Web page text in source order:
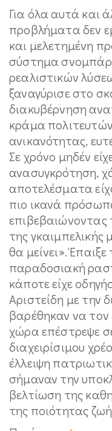
Για όλα αυτά και
προβλήματα δεν
και μελετημένη
σύστημα
ρεαλιστικών
ξαναγύρισε στο
διακυβέρνηση
κράμα
ανικανότητας,
Σε χρόνο μηδέν
ανασυγκρότηση,
αποτελέσματα
πιο ικανά
επιβεβαιώνοντας
της γκαιμπελικής
θα μείνει».
παραδοσιακή
κάποτε είχε
Αριστείδη με την
βαρέθηκαν να τον
χώρα επέστρεψε
διαχειρίσιμου
έλλειψη
σήμαναν την
βελτίωση της
της ποιότητας